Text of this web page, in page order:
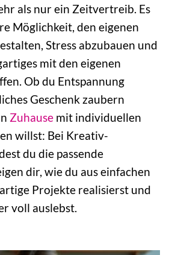
als nur ein Zeitvertreib. Es
Möglichkeit, den eigenen
Stress abzubauen und
mit den eigenen
Ob du Entspannung
Geschenk zaubern
Zuhause mit individuellen
willst: Bei Kreativ-
du die passende
dir, wie du aus einfachen
Projekte realisierst und
voll auslebst.